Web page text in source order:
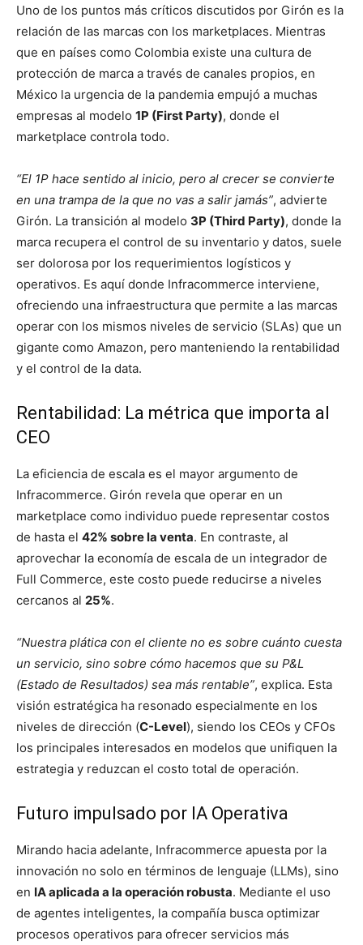
Uno de los puntos más críticos discutidos por Girón es la
relación de las marcas con los marketplaces. Mientras
que en países como Colombia existe una cultura de
protección de marca a través de canales propios, en
México la urgencia de la pandemia empujó a muchas
empresas al modelo 1P (First Party), donde el
marketplace controla todo.
“El 1P hace sentido al inicio, pero al crecer se convierte
en una trampa de la que no vas a salir jamás”, advierte
Girón. La transición al modelo 3P (Third Party), donde la
marca recupera el control de su inventario y datos, suele
ser dolorosa por los requerimientos logísticos y
operativos. Es aquí donde Infracommerce interviene,
ofreciendo una infraestructura que permite a las marcas
operar con los mismos niveles de servicio (SLAs) que un
gigante como Amazon, pero manteniendo la rentabilidad
y el control de la data.
Rentabilidad: La métrica que importa al
CEO
La eficiencia de escala es el mayor argumento de
Infracommerce. Girón revela que operar en un
marketplace como individuo puede representar costos
de hasta el 42% sobre la venta. En contraste, al
aprovechar la economía de escala de un integrador de
Full Commerce, este costo puede reducirse a niveles
cercanos al 25%.
“Nuestra plática con el cliente no es sobre cuánto cuesta
un servicio, sino sobre cómo hacemos que su P&L
(Estado de Resultados) sea más rentable”, explica. Esta
visión estratégica ha resonado especialmente en los
niveles de dirección (C-Level), siendo los CEOs y CFOs
los principales interesados en modelos que unifiquen la
estrategia y reduzcan el costo total de operación.
Futuro impulsado por IA Operativa
Mirando hacia adelante, Infracommerce apuesta por la
innovación no solo en términos de lenguaje (LLMs), sino
en IA aplicada a la operación robusta. Mediante el uso
de agentes inteligentes, la compañía busca optimizar
procesos operativos para ofrecer servicios más